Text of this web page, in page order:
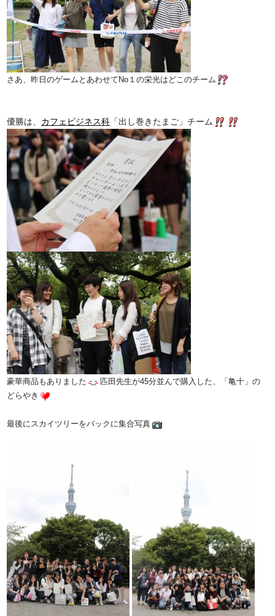
さあ、昨日のゲームとあわせてNo１の栄光はどこのチーム
優勝は、 カフェビジネス科 「出し巻きたまご」チーム
豪華商品もありました
匹田先生が45分並んで購入した、「亀十」の
どらやき
最後にスカイツリーをバックに集合写真